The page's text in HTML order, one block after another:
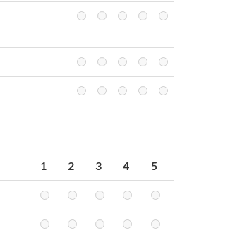
1 2 3 4 5